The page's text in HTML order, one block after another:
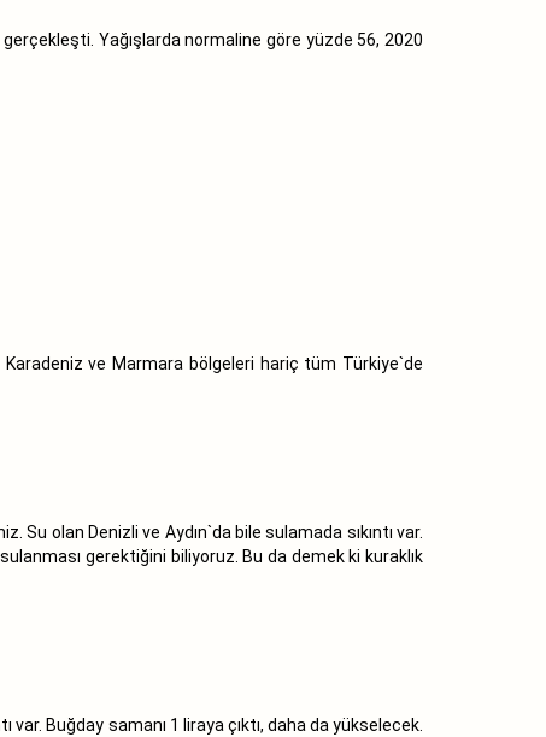
Yağışlarda normaline göre yüzde 56, 2020
Karadeniz ve Marmara bölgeleri hariç tüm Türkiye`de
olan Denizli ve Aydın`da bile sulamada sıkıntı var.
gerektiğini biliyoruz. Bu da demek ki kuraklık
Buğday samanı 1 liraya çıktı, daha da yükselecek.